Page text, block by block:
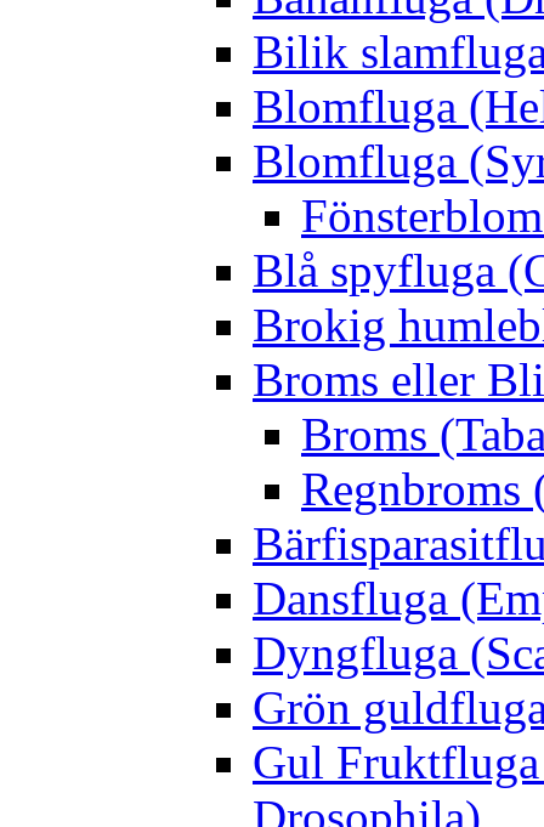
Bilik
Blomfluga
Blomfluga
Blå spyfluga
Brokig
Broms eller
Broms
Regnbroms
Dansfluga
Dyngfluga
Grön
Gul